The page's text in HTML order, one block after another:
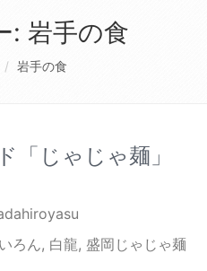
: 岩手の食
岩手の食
「じゃじゃ麺」
ろん, 白龍, 盛岡じゃじゃ麺